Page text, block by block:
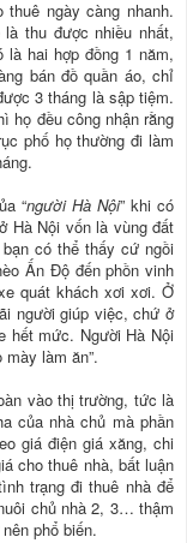
thuê ngày càng nhanh.
thu được nhiều nhất,
là hai hợp đồng 1 năm,
bán đồ quần áo, chỉ
3 tháng là sập tiệm.
họ đều công nhận rằng
phố họ thường đi làm
“người Hà Nội” khi có
Hà Nội vốn là vùng đất
có thể thấy cứ ngồi
Ấn Độ đến phồn vinh
quát khách xơi xơi. Ở
người giúp việc, chứ ở
hết mức. Người Hà Nội
làm ăn”.
vào thị trường, tức là
của nhà chủ mà phần
giá điện giá xăng, chi
cho thuê nhà, bất luận
trạng đi thuê nhà để
chủ nhà 2, 3… thậm
phổ biến.